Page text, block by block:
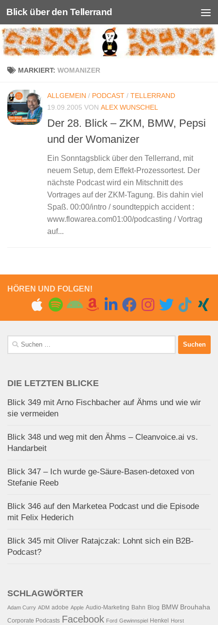
Unter dem Inhalt
Blick über den Tellerrand
MARKIERT: WOMANIZER
ALLGEMEIN / PODCAST / TELLERRAND
19.09.2005 VON ALEX WUNSCHEL
Der 28. Blick – ZKM, BMW, Pepsi
und der Womanizer
Ein Sonntagsblick über den Tellerrand, mit
neuem Setup, dem Effekt-Prozessortest. Der
nächste Podcast wird ein Mitschnitt des
Vortrages auf der ZKM-Tagung. Bis dahin viel
Spaß. 00:00/intro / soundteppich accident :
www.flowarea.com01:00/podcasting / Vortrag
auf...
HÖREN UND FOLGEN!
Suchen
nach:
DIE LETZTEN BLICKE
Blick 349 mit Arno Fischbacher auf Ähms und wie wir
sie vermeiden
Blick 348 und weg mit den Ähms – Cleanvoice.ai vs.
Handarbeit
Blick 347 – Ich wurde ge-Säure-Basen-detoxed von
Stefanie Reeb
Blick 346 auf den Marketea Podcast und die Episode
mit Felix Hederich
Blick 345 mit Oliver Ratajczak: Lohnt sich ein B2B-
Podcast?
SCHLAGWÖRTER
Adam Curry ADM adobe Apple Audio-Marketing Bahn Blog BMW Brouhaha
Corporate Podcasts Facebook Ford Gewinnspiel Henkel Horst